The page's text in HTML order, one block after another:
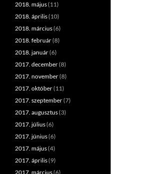
2018. május(11)
2018. április(10)
2018. március(6)
2018. február(8)
2018. január(6)
2017. december(8)
2017. november(8)
2017. október(11)
2017. szeptember(7)
2017. augusztus(3)
2017. július(6)
2017. június(6)
2017. május(4)
2017. április(9)
2017. március(6)